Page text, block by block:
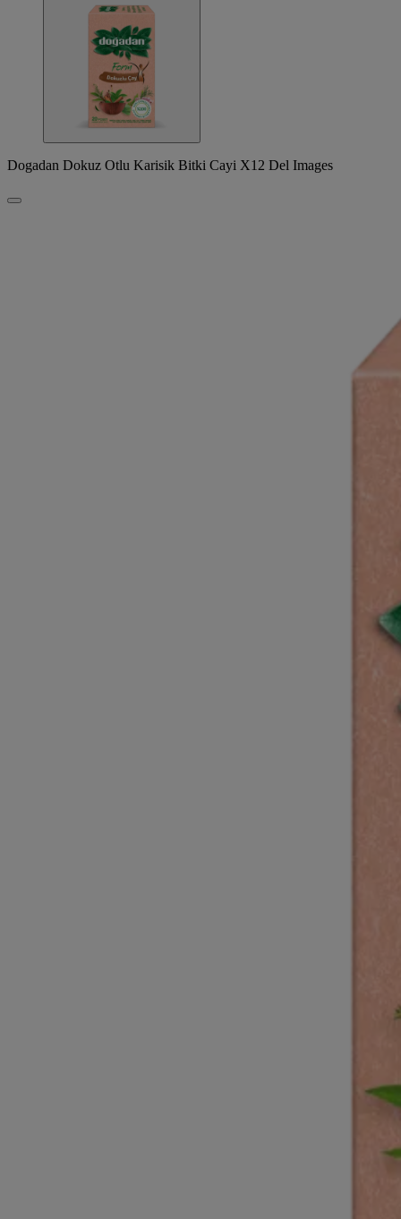
Dogadan Dokuz Otlu Karisik Bitki Cayi X12 Del Images